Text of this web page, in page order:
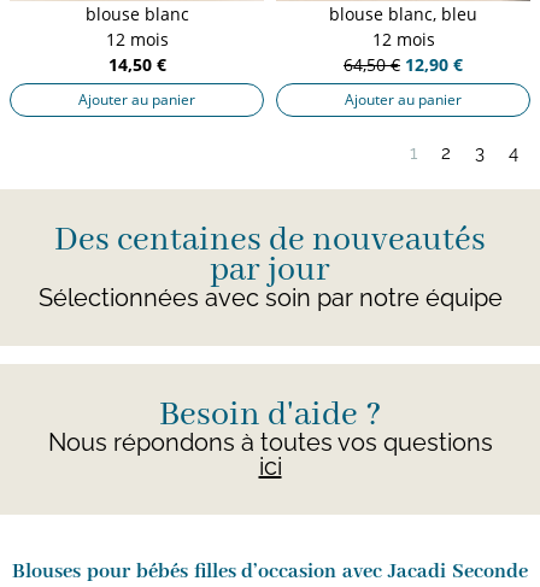
blouse blanc
12 mois
14,50 €
Ajouter au panier
blouse blanc, bleu
12 mois
64,50 € 12,90 €
Ajouter au panier
1 2 3 4
Des centaines de nouveautés
par jour
Sélectionnées avec soin par notre équipe
Besoin d'aide ?
Nous répondons à toutes vos questions
ici
Blouses pour bébés filles d’occasion avec Jacadi Seconde